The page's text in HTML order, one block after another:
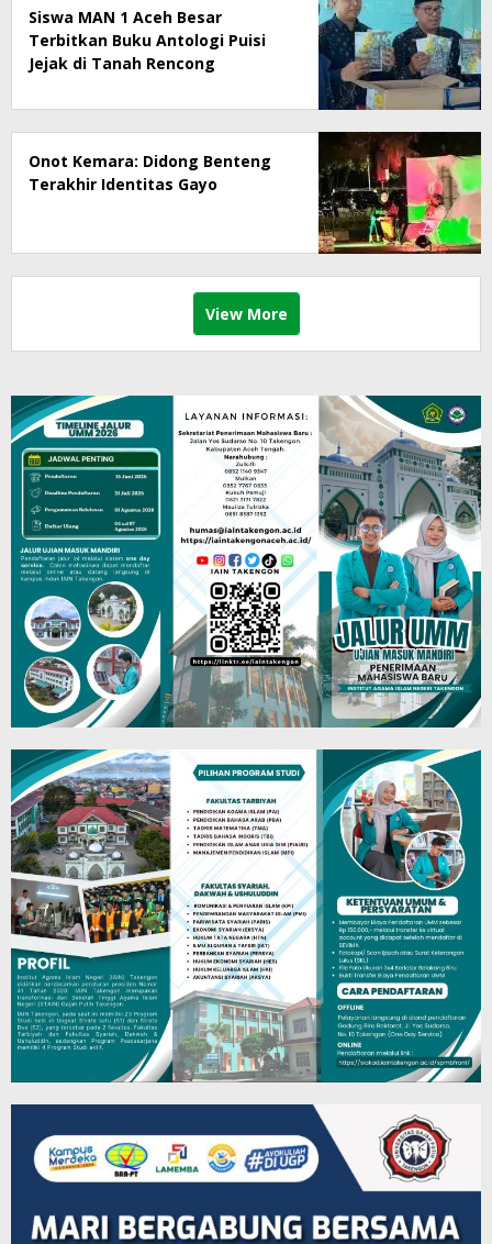
Siswa MAN 1 Aceh Besar
Terbitkan Buku Antologi Puisi
Jejak di Tanah Rencong
Onot Kemara: Didong Benteng
Terakhir Identitas Gayo
View More